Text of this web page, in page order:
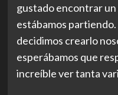
gustado encontrar
estábamos partiendo.
decidimos crearlo
esperábamos que
increíble ver tanta